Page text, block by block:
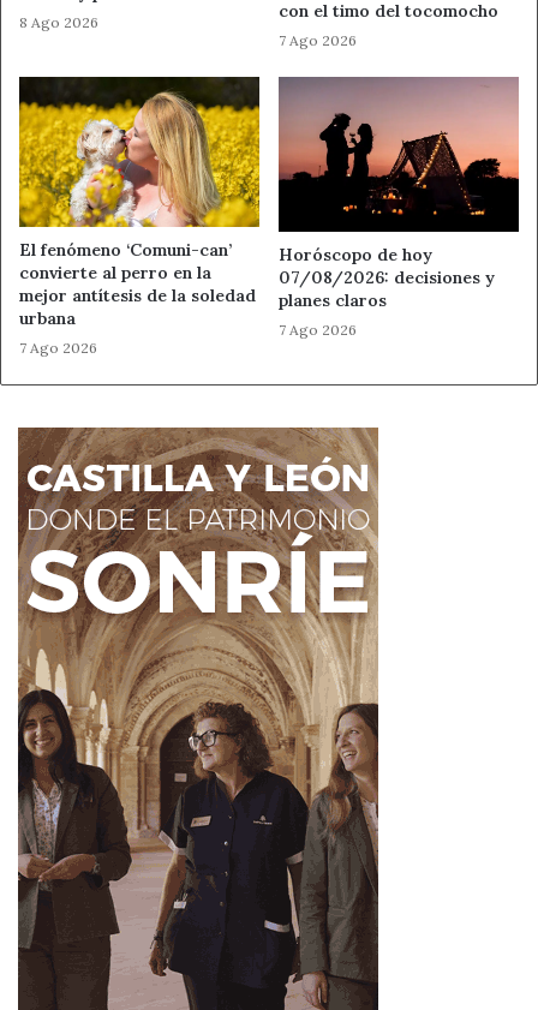
8 Ago 2026
con el timo del tocomocho
7 Ago 2026
El fenómeno ‘Comuni-can’
convierte al perro en la
mejor antítesis de la soledad
urbana
7 Ago 2026
Horóscopo de hoy
07/08/2026: decisiones y
planes claros
7 Ago 2026